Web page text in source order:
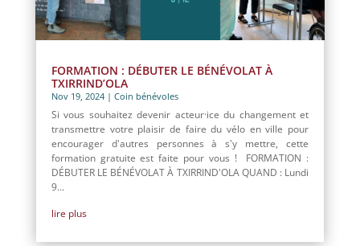
FORMATION : DÉBUTER LE BÉNÉVOLAT À
TXIRRIND’OLA
Nov 19, 2024| Coin bénévoles
Si vous souhaitez devenir acteur·ice du changement et
transmettre votre plaisir de faire du vélo en ville pour
encourager d'autres personnes à s'y mettre, cette
formation gratuite est faite pour vous ! FORMATION :
DÉBUTER LE BÉNÉVOLAT À TXIRRIND'OLA QUAND : Lundi
9...
lire plus